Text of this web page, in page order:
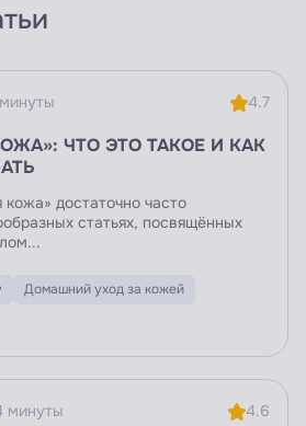
4.7
ЧТО ЭТО ТАКОЕ И КАК
достаточно часто
статьях, посвящённых
Домашний уход за кожей
минуты 4.6